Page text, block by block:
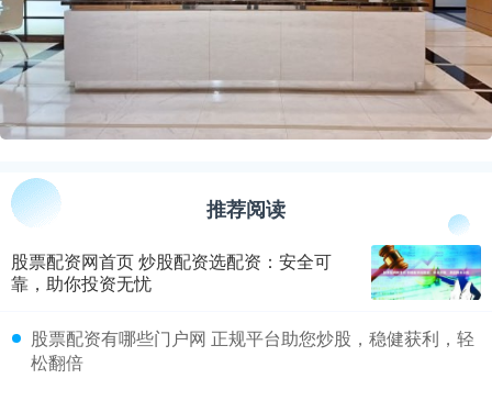
推荐阅读
股票配资网首页 炒股配资选配资：安全可
靠，助你投资无忧
​股票配资有哪些门户网 正规平台助您炒股，稳健获利，轻
松翻倍